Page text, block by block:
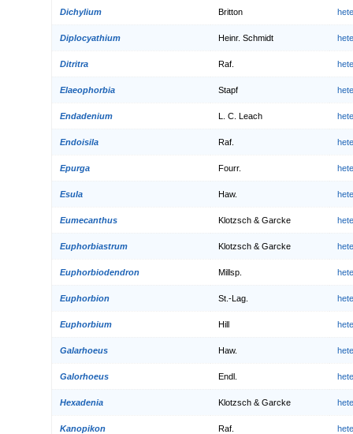
Dichylium Britton
Diplocyathium Heinr. Schmidt
Ditritra Raf.
Elaeophorbia Stapf
Endadenium L. C. Leach
Endoisila Raf.
Epurga Fourr.
Esula Haw.
Eumecanthus Klotzsch & Garcke
Euphorbiastrum Klotzsch & Garcke
Euphorbiodendron Millsp.
Euphorbion St.-Lag.
Euphorbium Hill
Galarhoeus Haw.
Galorhoeus Endl.
Hexadenia Klotzsch & Garcke
Kanopikon Raf.